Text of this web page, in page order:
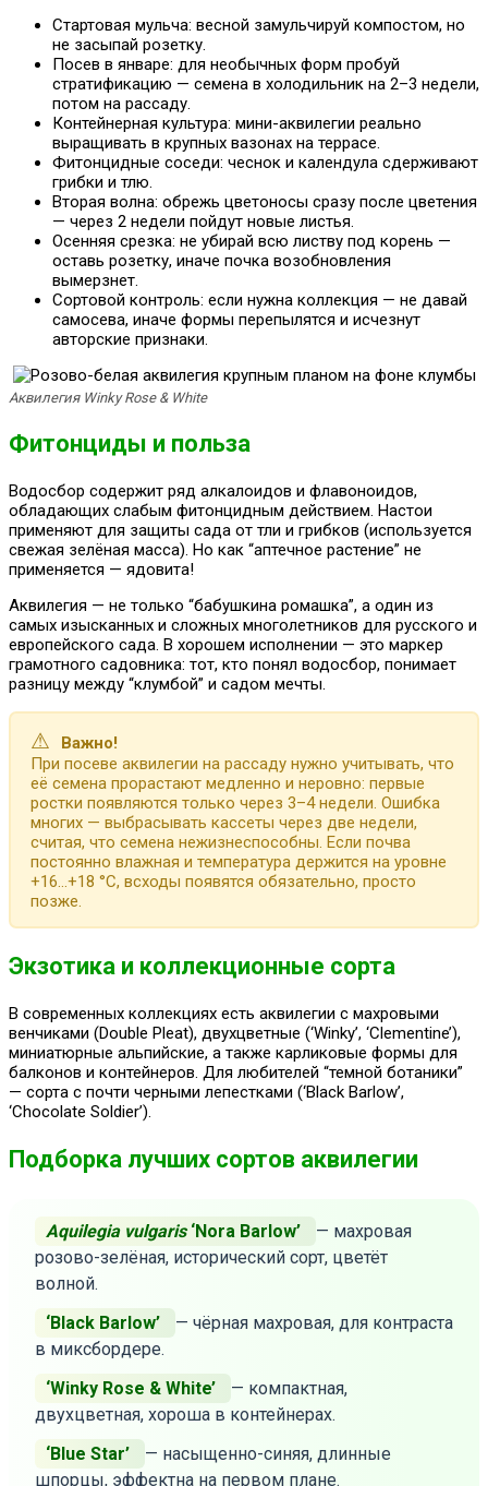
Стартовая мульча: весной замульчируй компостом, но
не засыпай розетку.
Посев в январе: для необычных форм пробуй
стратификацию — семена в холодильник на 2–3 недели,
потом на рассаду.
Контейнерная культура: мини-аквилегии реально
выращивать в крупных вазонах на террасе.
Фитонцидные соседи: чеснок и календула сдерживают
грибки и тлю.
Вторая волна: обрежь цветоносы сразу после цветения
— через 2 недели пойдут новые листья.
Осенняя срезка: не убирай всю листву под корень —
оставь розетку, иначе почка возобновления
вымерзнет.
Сортовой контроль: если нужна коллекция — не давай
самосева, иначе формы перепылятся и исчезнут
авторские признаки.
Аквилегия Winky Rose & White
Фитонциды и польза
Водосбор содержит ряд алкалоидов и флавоноидов,
обладающих слабым фитонцидным действием. Настои
применяют для защиты сада от тли и грибков (используется
свежая зелёная масса). Но как “аптечное растение” не
применяется — ядовита!
Аквилегия — не только “бабушкина ромашка”, а один из
самых изысканных и сложных многолетников для русского и
европейского сада. В хорошем исполнении — это маркер
грамотного садовника: тот, кто понял водосбор, понимает
разницу между “клумбой” и садом мечты.
⚠
Важно!
При посеве аквилегии на рассаду нужно учитывать, что
её семена прорастают медленно и неровно: первые
ростки появляются только через 3–4 недели. Ошибка
многих — выбрасывать кассеты через две недели,
считая, что семена нежизнеспособны. Если почва
постоянно влажная и температура держится на уровне
+16…+18 °C, всходы появятся обязательно, просто
позже.
Экзотика и коллекционные сорта
В современных коллекциях есть аквилегии с махровыми
венчиками (Double Pleat), двухцветные (‘Winky’, ‘Clementine’),
миниатюрные альпийские, а также карликовые формы для
балконов и контейнеров. Для любителей “темной ботаники”
— сорта с почти черными лепестками (‘Black Barlow’,
‘Chocolate Soldier’).
Подборка лучших сортов аквилегии
Aquilegia vulgaris‘Nora Barlow’
— махровая
розово-зелёная, исторический сорт, цветёт
волной.
‘Black Barlow’
— чёрная махровая, для контраста
в миксбордере.
‘Winky Rose & White’
— компактная,
двухцветная, хороша в контейнерах.
‘Blue Star’
— насыщенно-синяя, длинные
шпорцы, эффектна на первом плане.